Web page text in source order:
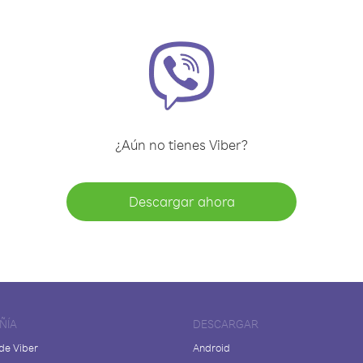
¿Aún no tienes Viber?
Descargar ahora
Viber
DESCARGAR
Android